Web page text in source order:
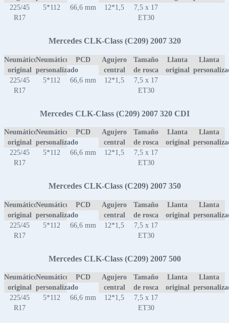
225/45
R17
5*112 66,6 mm 12*1,5
7,5 x 17
ET30
Mercedes CLK-Class (C209) 2007 320
Neumático
original
Neumático
personalizado
PCD
Agujero
central
Tamaño
de rosca
Llanta
original
Llanta
225/45
R17
5*112 66,6 mm 12*1,5
7,5 x 17
ET30
Mercedes CLK-Class (C209) 2007 320 CDI
Neumático
original
Neumático
personalizado
PCD
Agujero
central
Tamaño
de rosca
Llanta
original
Llanta
225/45
R17
5*112 66,6 mm 12*1,5
7,5 x 17
ET30
Mercedes CLK-Class (C209) 2007 350
Neumático
original
Neumático
personalizado
PCD
Agujero
central
Tamaño
de rosca
Llanta
original
Llanta
225/45
R17
5*112 66,6 mm 12*1,5
7,5 x 17
ET30
Mercedes CLK-Class (C209) 2007 500
Neumático
original
Neumático
personalizado
PCD
Agujero
central
Tamaño
de rosca
Llanta
original
Llanta
225/45
R17
5*112 66,6 mm 12*1,5
7,5 x 17
ET30